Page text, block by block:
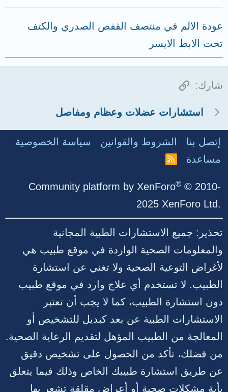
عودة الالم في منتصف القفص الصدري والكتف
تحت الابط الايسر
شارك: الرابط
استشارات عضلات وعظام ومفاصل
إتصل بنا الشروط والقوانين
سياسة الخصوصية
مساعدة
R
Community platform by XenForo® © 2010-
2025 XenForo Ltd.
تحذير: جميع الاستشارات الطبية المجانية
والمعلومات الصحية الواردة في موقع طبيب هي
لأغراض التوعية الصحية ولا تغني عن استشارة
الطبيب. لا تستخدم أي علاج وارد في موقع طبيب
دون استشارة الطبيب، كما لا يجب أن تعتبر
الاستشارات الطبية عن بعد كبديل للتشخيص أو
المعالجة من الطبيب المؤهل لتقديم الرعاية الصحية.
من فضلك، تأكد من الحصول على تشخيص دقيق
عن طريق استشارة طبيبك الخاص وذلك فيما يتعلق
بأية مشكلات صحية أو أعراض مقلقة تشعر بها